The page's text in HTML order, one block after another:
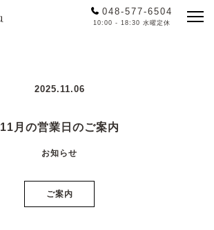
048-577-6504
10:00 - 18:30 水曜定休
2025.11.06
11月の営業日のご案内
お知らせ
ご案内